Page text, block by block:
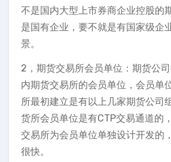
不是国内大型上市券商企业控股的
是国有企业，要不就是有国家级企
景。
2，期货交易所会员单位：期货公
内期货交易所的会员单位，会员单
所最初建立是有以上几家期货公司
货所会员单位是有CTP交易通道的
交易所为会员单位单独设计开发的
很快。